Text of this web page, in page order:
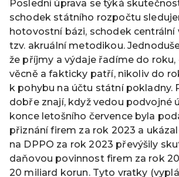
Poslední úprava se týká
schodek státního rozpočtu
hotovostní bázi, schodek centrální
tzv. akruální metodikou.
že příjmy a výdaje řadíme do
věcně a fakticky patří, nikoliv do
k pohybu na účtu státní pokladny.
dobře znají, když vedou podvojné
konce letošního července byla
přiznání firem za rok 2023 a
na DPPO za rok 2023 převýšily
daňovou povinnost firem za rok
20 miliard korun. Tyto vratky